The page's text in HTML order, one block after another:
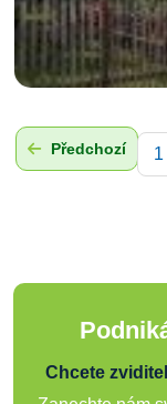
Předchozí 1
Chcete